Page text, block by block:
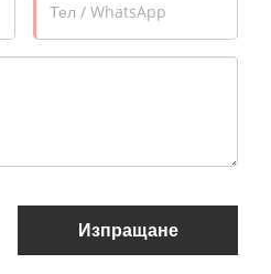
Изпращане